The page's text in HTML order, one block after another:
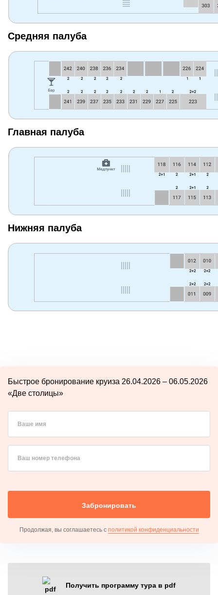
Средняя палуба
Главная палуба
Нижняя палуба
Быстрое бронирование круиза 26.04.2026 – 06.05.2026
«Две столицы»
Ваше имя
Ваш номер телефона
Забронировать
Продолжая, вы соглашаетесь с политикой конфиденциальности
Получить программу тура в pdf